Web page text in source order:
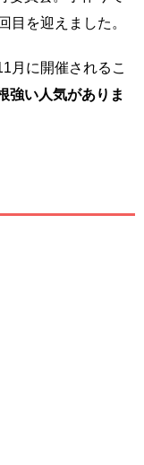
目を迎えました。
月に開催されるこ
強い人気がありま